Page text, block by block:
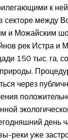
к
секторе между
и Можайским
рек Истра и
150 тыс. га,
через
день
реки уже